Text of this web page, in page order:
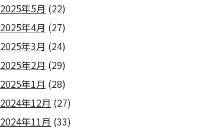
2025年5月 (22)
2025年4月 (27)
2025年3月 (24)
2025年2月 (29)
2025年1月 (28)
2024年12月 (27)
2024年11月 (33)